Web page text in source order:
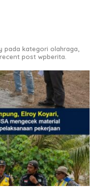
pada kategori olahraga,
post wpberita.